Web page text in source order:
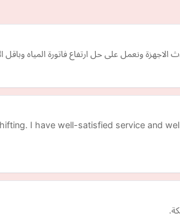
ونعمل على حل ارتفاع فاتورة المياه وباقل
I have well-satisfied service and